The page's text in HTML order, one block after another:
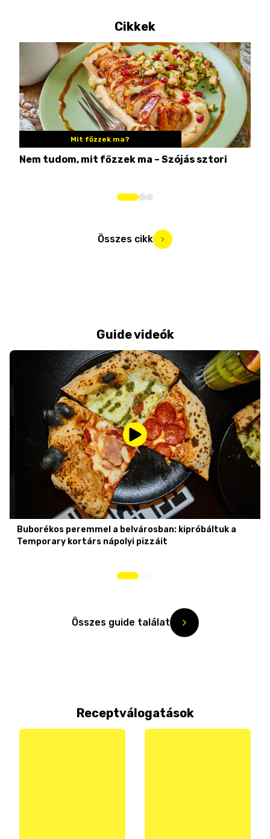
Cikkek
Mit főzzek ma?
Nem tudom, mit főzzek ma – Szójás sztori
Összes cikk
Guide videók
Buborékos peremmel a belvárosban: kipróbáltuk a
Temporary kortárs nápolyi pizzáit
Összes guide találat
Receptválogatások